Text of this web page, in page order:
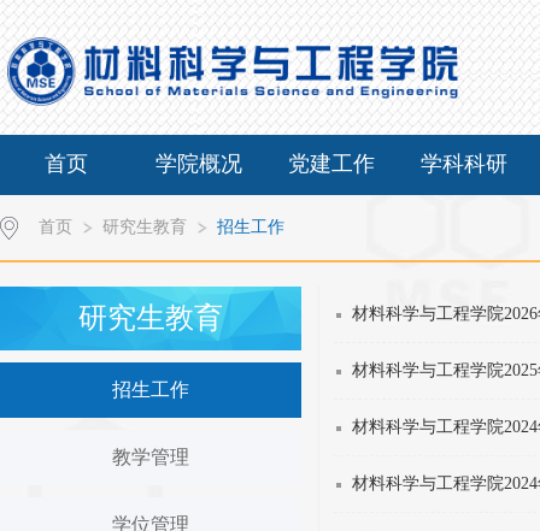
首页 学院概况 党建工作 学科科研
首页 研究生教育 招生工作
研究生教育
招生工作
教学管理
学位管理
材料科学与工程学院
材料科学与工程学院
材料科学与工程学院
材料科学与工程学院